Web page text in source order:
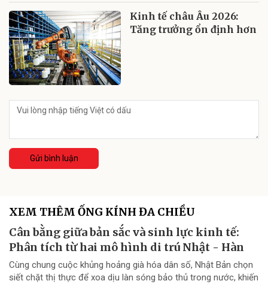
Kinh tế châu Âu 2026:
Tăng trưởng ổn định hơn
Gửi bình luận
XEM THÊM ỐNG KÍNH ĐA CHIỀU
Cân bằng giữa bản sắc và sinh lực kinh tế:
Phân tích từ hai mô hình di trú Nhật - Hàn
Cùng chung cuộc khủng hoảng già hóa dân số, Nhật Bản chọn
siết chặt thị thực để xoa dịu làn sóng bảo thủ trong nước, khiến